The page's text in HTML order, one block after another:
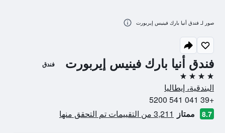
فندق أنيا بارك فينيس إيربورت فندق
4 نجوم
البندقية، إيطاليا
+39 041 541 5200
8.7 ممتاز 3,211 من التقييمات تم التحقق منها
صور لـ فندق أنيا بارك فينيس إيربورت